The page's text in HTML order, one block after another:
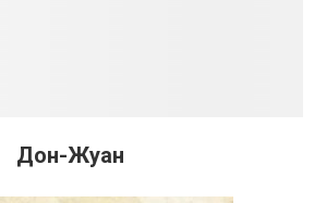
Дон-Жуан